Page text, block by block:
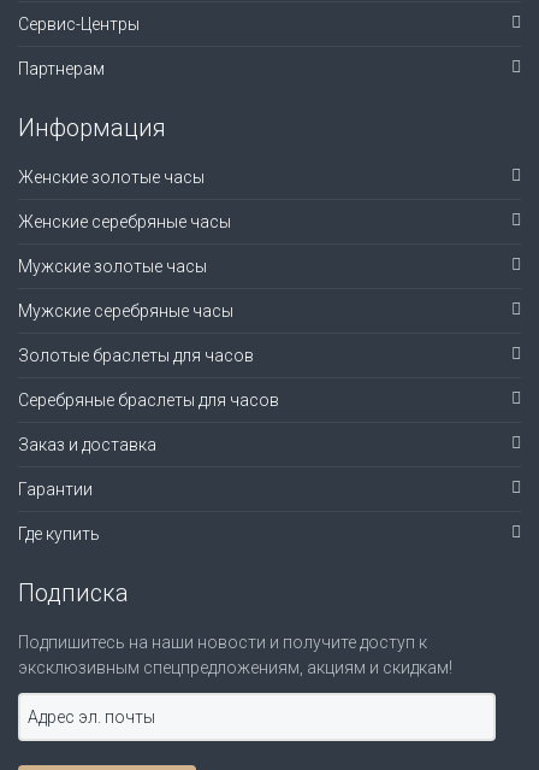
Сервис-Центры
Партнерам
Информация
Женские золотые часы
Женские серебряные часы
Мужские золотые часы
Мужские серебряные часы
Золотые браслеты для часов
Серебряные браслеты для часов
Заказ и доставка
Гарантии
Где купить
Подписка
Подпишитесь на наши новости и получите доступ к
эксклюзивным спецпредложениям, акциям и скидкам!